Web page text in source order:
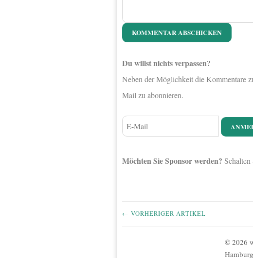
Du willst nichts verpassen?
Neben der Möglichkeit die Kommentare
Mail zu abonnieren.
Möchten Sie Sponsor werden?
← VORHERIGER ARTIKEL
© 2026
Hamburg